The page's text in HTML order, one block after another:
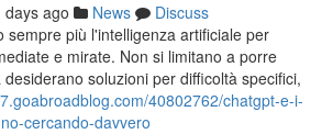
days ago News
Discuss
sempre più l'intelligenza artificiale per
e mirate. Non si limitano a porre
soluzioni per difficoltà specifici,
40802762/chatgpt-e-i-
cercando-davvero